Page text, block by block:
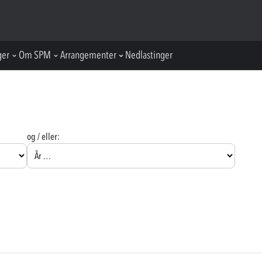
Om SPM Arrangementer Nedlastinger
og / eller: